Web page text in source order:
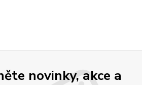
novinky, akce a